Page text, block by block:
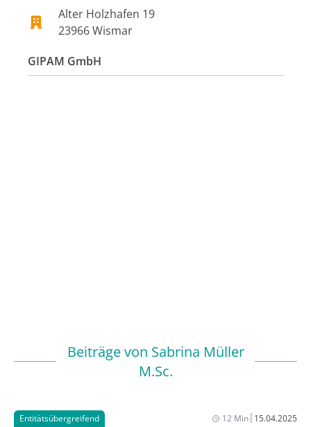
Alter Holzhafen 19
23966 Wismar
GIPAM GmbH
Beiträge von Sabrina Müller
M.Sc.
Entitätsübergreifend 12 Min| 15.04.2025